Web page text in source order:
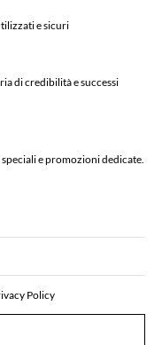
e sicuri
di credibilità e successi
e promozioni dedicate.
Policy